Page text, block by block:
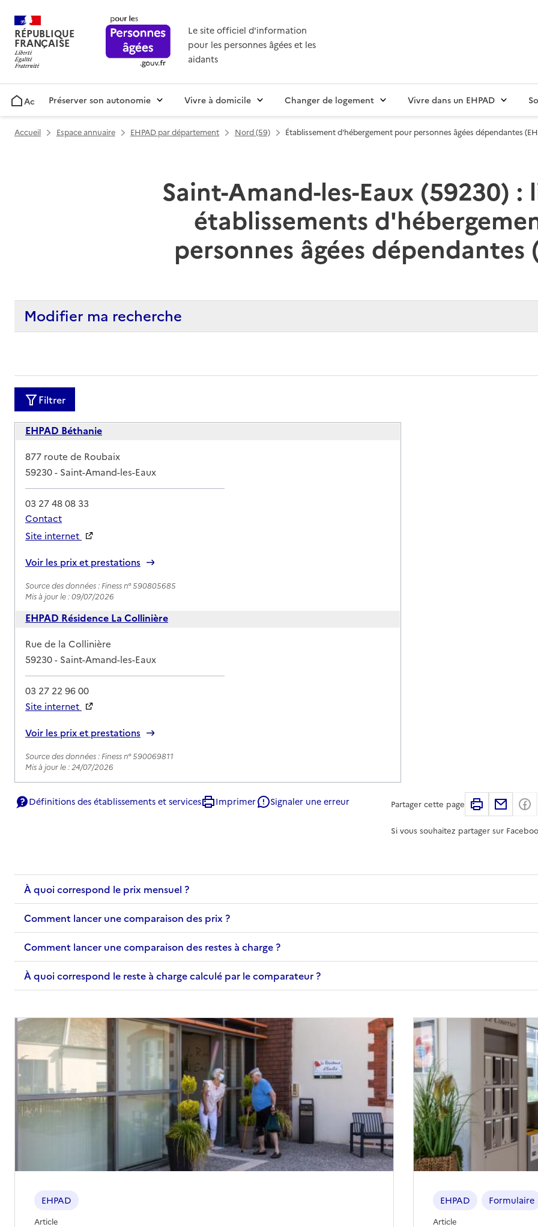
RÉPUBLIQUE
FRANÇAISE
Le site officiel d'information
pour les personnes âgées et les
aidants
AccueilPréserver son autonomie Vivre à domicile Changer de logement Vivre dans un EHPAD
Accueil Espace annuaire EHPAD par département Nord (59) Établissement d'hébergement pour personnes âgées dépendantes
Saint-Amand-les-Eaux (59230) :
établissements
personnes âgées dépendantes
Modifier ma recherche
Filtrer
EHPAD Béthanie
Adresse
877 route de Roubaix
59230- Saint-Amand-les-Eaux
03 27 48 08 33
Contact
Site internet
Voir les prix et prestations
Source des données : Finess n° 590805685
Mis à jour le : 09/07/2026
EHPAD Résidence La Collinière
Adresse
Rue de la Collinière
59230- Saint-Amand-les-Eaux
03 27 22 96 00
Site internet
Voir les prix et prestations
Source des données : Finess n° 590069811
Mis à jour le : 24/07/2026
Définitions des établissements et services Imprimer Signaler une erreur Partager cette page Imprimer
Si vous souhaitez partager sur
À quoi correspond le prix mensuel ?
Comment lancer une comparaison des prix ?
Comment lancer une comparaison des restes à charge ?
À quoi correspond le reste à charge calculé par le comparateur ?
EHPAD
Article
EHPAD Formulaire
Article